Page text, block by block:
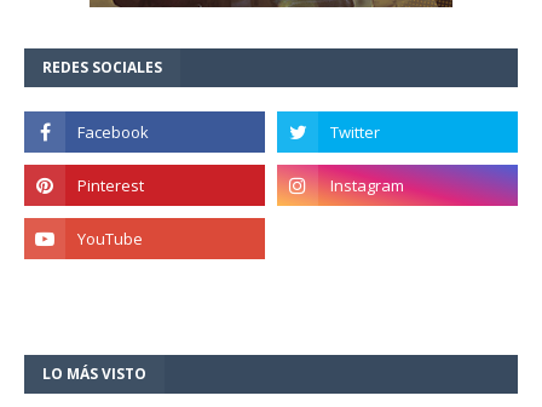
REDES SOCIALES
LO MÁS VISTO